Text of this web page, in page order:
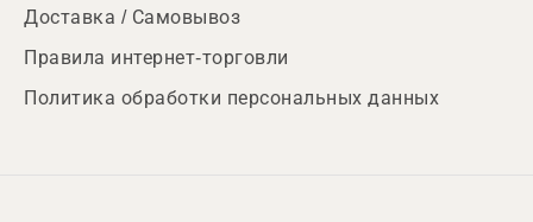
Доставка / Самовывоз
Правила интернет-торговли
Политика обработки персональных данных